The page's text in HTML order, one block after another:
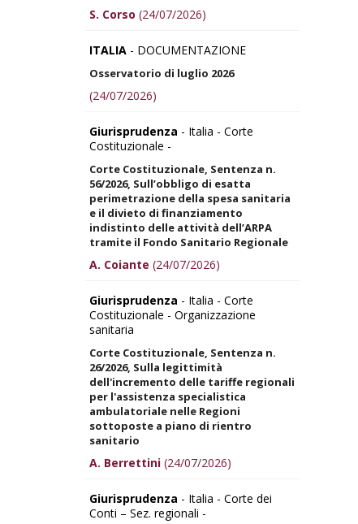
S. Corso (24/07/2026)
ITALIA - DOCUMENTAZIONE
Osservatorio di luglio 2026
(24/07/2026)
Giurisprudenza - Italia - Corte
Costituzionale -
Corte Costituzionale, Sentenza n.
56/2026, Sull’obbligo di esatta
perimetrazione della spesa sanitaria
e il divieto di finanziamento
indistinto delle attività dell’ARPA
tramite il Fondo Sanitario Regionale
A. Coiante (24/07/2026)
Giurisprudenza - Italia - Corte
Costituzionale - Organizzazione
sanitaria
Corte Costituzionale, Sentenza n.
26/2026, Sulla legittimità
dell'incremento delle tariffe regionali
per l'assistenza specialistica
ambulatoriale nelle Regioni
sottoposte a piano di rientro
sanitario
A. Berrettini (24/07/2026)
Giurisprudenza - Italia - Corte dei
Conti – Sez. regionali -